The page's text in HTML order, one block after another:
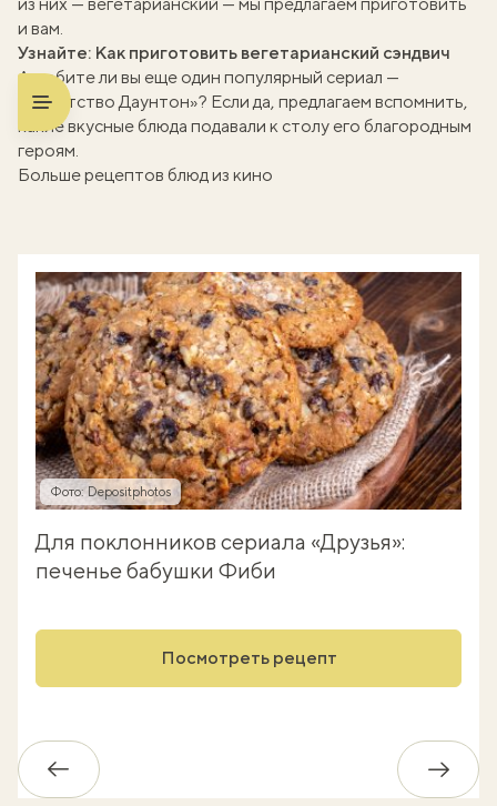
и вам.
Узнайте: Как приготовить вегетарианский сэндвич
А любите ли вы еще один популярный сериал —
«Аббатство Даунтон»? Если да, предлагаем вспомнить,
какие вкусные блюда подавали к столу его благородным
героям.
Больше рецептов блюд из кино
Фото: Depositphotos
Для поклонников сериала «Друзья»:
печенье бабушки Фиби
Посмотреть рецепт
Обратно